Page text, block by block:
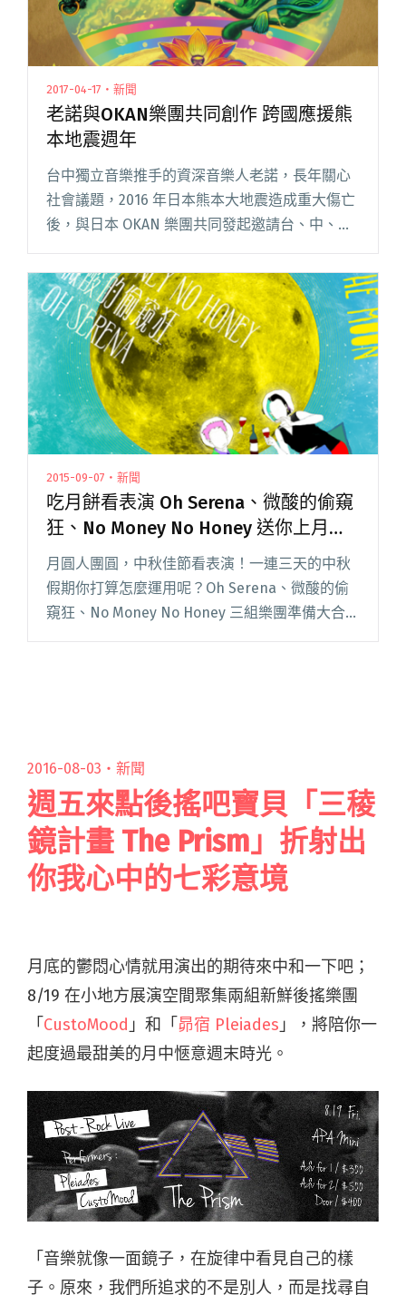
2017-04-17・新聞
老諾與OKAN樂團共同創作 跨國應援熊
本地震週年
台中獨立音樂推手的資深音樂人老諾，長年關心
社會議題，2016 年日本熊本大地震造成重大傷亡
後，與日本 OKAN 樂團共同發起邀請台、中、
日、韓歌手（共計 15 組樂團），在短短五小時內
聯合創作應援歌曲〈No Fear 今ここから（NO FE
閱讀全文 "老諾與OKAN樂團共同創作 跨國應援熊
本地震週年"
2015-09-07・新聞
吃月餅看表演 Oh Serena、微酸的偷窺
狂、No Money No Honey 送你上月
球！
月圓人團圓，中秋佳節看表演！一連三天的中秋
假期你打算怎麼運用呢？Oh Serena、微酸的偷
窺狂、No Money No Honey 三組樂團準備大合
體，和樂迷們來場中秋聯歡晚會，請你吃月餅看
2016-08-03・ 新聞
週五來點後搖吧寶貝「三稜
鏡計畫 The Prism」折射出
你我心中的七彩意境
月底的鬱悶心情就用演出的期待來中和一下吧；
8/19 在小地方展演空間聚集兩組新鮮後搖樂團
「 CustoMood 」和「 昴宿 Pleiades 」，將陪你一
起度過最甜美的月中愜意週末時光。
「音樂就像一面鏡子，在旋律中看見自己的樣
子。原來，我們所追求的不是別人，而是找尋自